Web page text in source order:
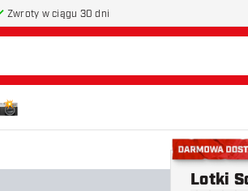
Zwroty w ciągu 30 dni
Darmowa
Lotki